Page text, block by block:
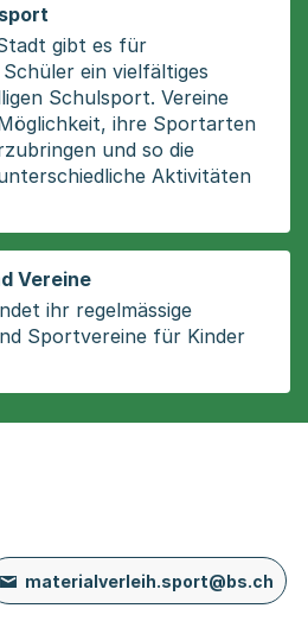
gibt es für
ein vielfältiges
Schulsport. Vereine
ihre Sportarten
und so die
Aktivitäten
Vereine
ihr regelmässige
Sportvereine für Kinder
materialverleih.sport@bs.ch